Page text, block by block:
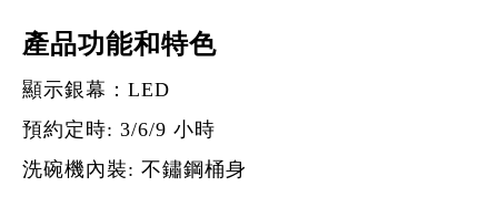
產品功能和特色
顯示銀幕：LED
預約定時: 3/6/9 小時
洗碗機內裝: 不鏽鋼桶身